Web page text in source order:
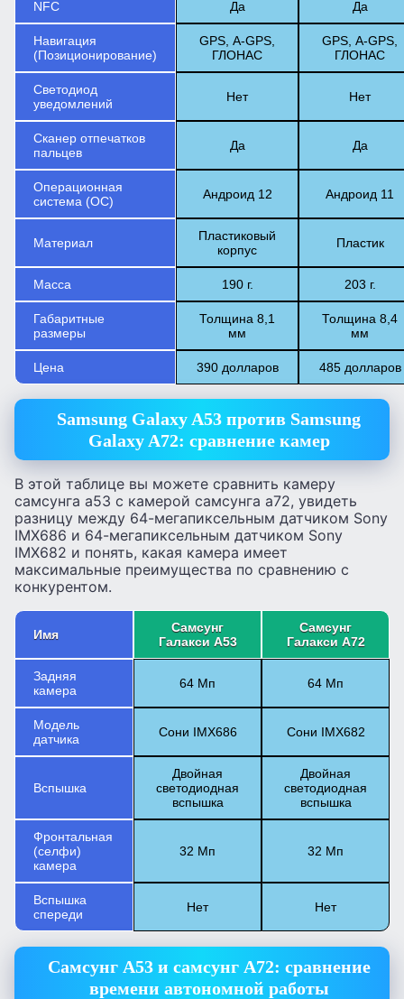
NFC Да Да
Навигация
(Позиционирование)
GPS, А-GPS,
ГЛОНАС
GPS, А-GPS,
ГЛОНАС
Светодиод
уведомлений
Нет Нет
Сканер отпечатков
пальцев
Да Да
Операционная
система (ОС)
Андроид 12 Андроид 11
Материал
Пластиковый
корпус
Пластик
Масса 190 г. 203 г.
Габаритные
размеры
Толщина 8,1
мм
Толщина 8,4
мм
Цена 390 долларов 485 долларов
Samsung Galaxy A53 против Samsung
Galaxy A72: сравнение камер
В этой таблице вы можете сравнить камеру
самсунга а53 с камерой самсунга а72, увидеть
разницу между 64-мегапиксельным датчиком Sony
IMX686 и 64-мегапиксельным датчиком Sony
IMX682 и понять, какая камера имеет
максимальные преимущества по сравнению с
конкурентом.
Имя
Самсунг
Галакси А53
Самсунг
Галакси А72
Задняя
камера
64 Мп 64 Мп
Модель
датчика
Сони IMX686 Сони IMX682
Вспышка
Двойная
светодиодная
вспышка
Двойная
светодиодная
вспышка
Фронтальная
(селфи)
камера
32 Мп 32 Мп
Вспышка
спереди
Нет Нет
Самсунг А53 и самсунг А72: сравнение
времени автономной работы